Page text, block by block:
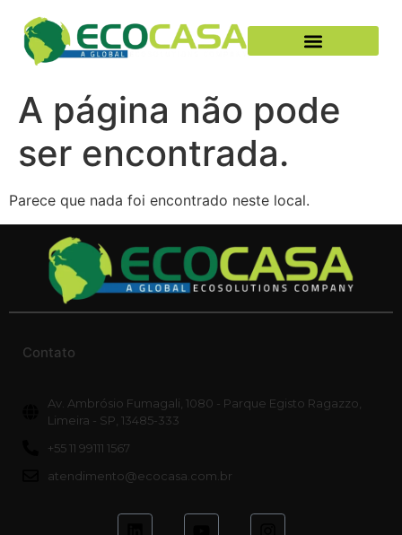
A página não pode
ser encontrada.
Parece que nada foi encontrado neste local.
Contato
Av. Ambrósio Fumagali, 1080 - Parque Egisto Ragazzo,
Limeira - SP, 13485-333
+55 11 99111 1567
atendimento@ecocasa.com.br